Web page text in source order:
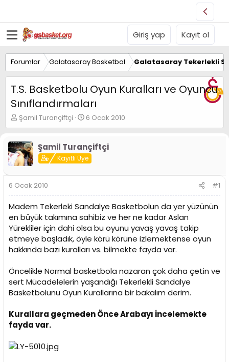
Giriş yap Kayıt ol
Forumlar Galatasaray Basketbol Galatasaray Tekerlekli
T.S. Basketbolu Oyun Kuralları ve Oyuncu
Sınıflandırmaları
K
o
u
y
u
B
a
ş
a
a
n
Şamil Turançiftçi
B
a
l
a
n
g
a
r
i
h
i
6 Ocak 2010
Şamil Turançiftçi
Kayıtlı Üye
6 Ocak 2010 #1
Madem Tekerleki Sandalye Basketbolun da yer yüzünün
en büyük takımına sahibiz ve her ne kadar Aslan
Yürekliler için dahi olsa bu oyunu yavaş yavaş takip
etmeye başladık, öyle körü körüne izlemektense oyun
hakkında bazı kuralları vs. bilmekte fayda var.
Öncelikle Normal basketbola nazaran çok daha çetin ve
sert Mücadelelerin yaşandığı Tekerlekli Sandalye
Basketbolunu Oyun Kurallarına bir bakalım derim.
Kurallara geçmeden Önce Arabayı İncelemekte
fayda var.